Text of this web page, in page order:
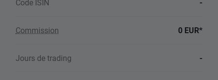
Code ISIN -
Commission 0 EUR*
Jours de trading -